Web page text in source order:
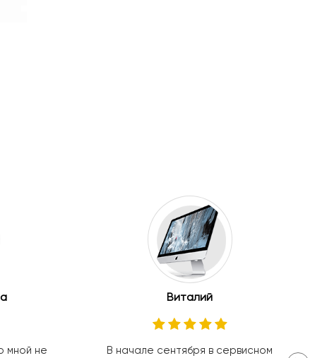
мной не
Виталий
В начале сентября в сервисном